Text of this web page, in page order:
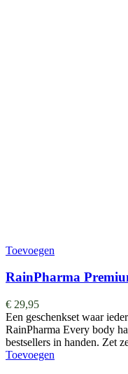
Toevoegen
RainPharma
€ 29,95
Een geschenkset waar
RainPharma Every body
bestsellers in handen. Zet
Toevoegen